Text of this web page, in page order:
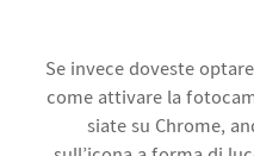
Se invece doveste
come attivare la
siate su Chrome,